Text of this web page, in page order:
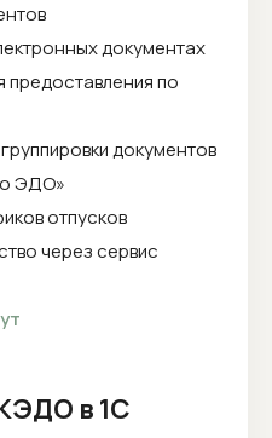
документах
предоставления по
документов
ЭДО»
отпусков
через сервис
в 1С